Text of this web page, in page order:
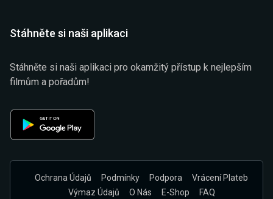
Stáhněte si naši aplikaci
Stáhněte si naši aplikaci pro okamžitý přístup k nejlepším
filmům a pořadům!
Ochrana Údajů Podmínky Podpora
Vrácení Plateb
Výmaz Údajů
O Nás E-Shop FAQ